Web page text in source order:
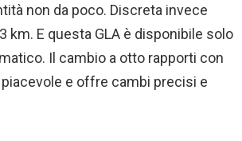
non da poco. Discreta invece
km. E questa GLA è disponibile solo
Il cambio a otto rapporti con
e offre cambi precisi e